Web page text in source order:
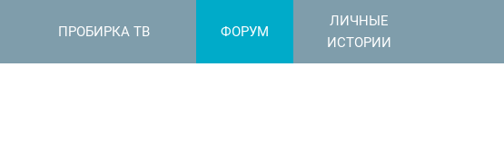
ПРОБИРКА ТВ ФОРУМ
ЛИЧНЫЕ
ИСТОРИИ